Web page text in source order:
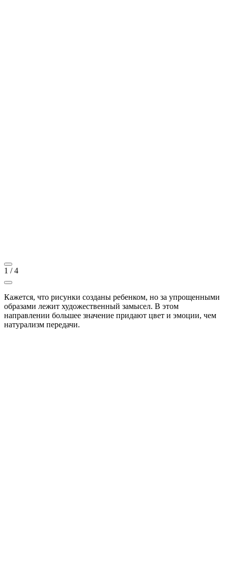
1 /4
Кажется, что рисунки созданы ребенком, но за упрощенными
образами лежит художественный замысел. В этом
направлении большее значение придают цвет и эмоции, чем
натурализм передачи.